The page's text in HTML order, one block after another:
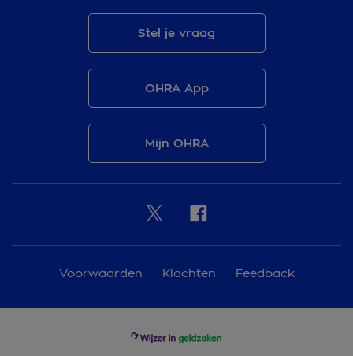
Stel je vraag
OHRA App
Mijn OHRA
Voorwaarden Klachten Feedback